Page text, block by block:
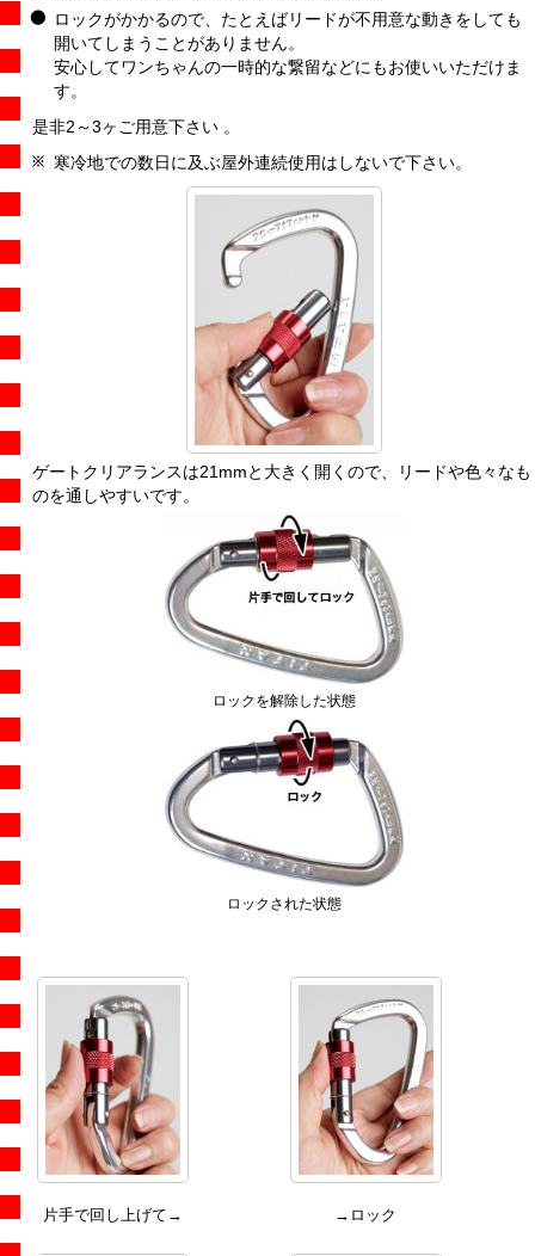
ロックがかかるので、たとえばリードが不用意な動きをしても
開いてしまうことがありません。
安心してワンちゃんの一時的な繋留などにもお使いいただけま
す。
是非2～3ヶご用意下さい 。
寒冷地での数日に及ぶ屋外連続使用はしないで下さい。
ゲートクリアランスは21mmと大きく開くので、リードや色々なも
のを通しやすいです。
ロックを解除した状態
ロックされた状態
片手で回し上げて→ →ロック